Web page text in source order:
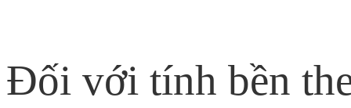
Đối với tính bền